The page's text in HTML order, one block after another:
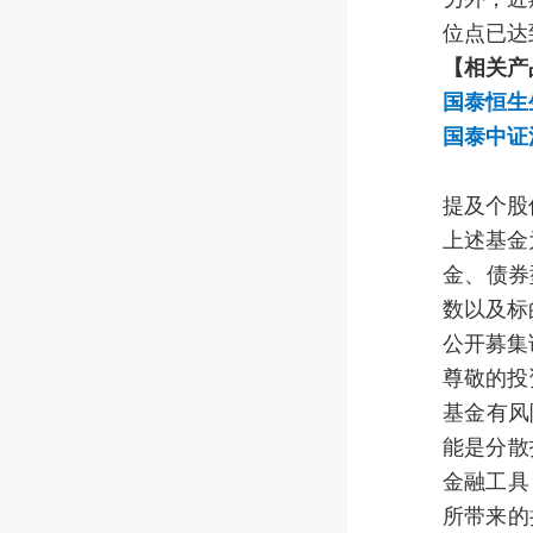
位点已达
【相关
国泰恒
国泰中
提及个
上述基
金、债
数以及
公开募
尊敬的
基金有
能是分
金融工
所带来